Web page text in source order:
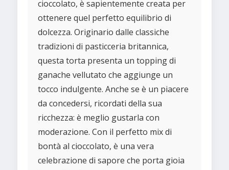
cioccolato, è sapientemente creata per
ottenere quel perfetto equilibrio di
dolcezza. Originario dalle classiche
tradizioni di pasticceria britannica,
questa torta presenta un topping di
ganache vellutato che aggiunge un
tocco indulgente. Anche se è un piacere
da concedersi, ricordati della sua
ricchezza: è meglio gustarla con
moderazione. Con il perfetto mix di
bontà al cioccolato, è una vera
celebrazione di sapore che porta gioia